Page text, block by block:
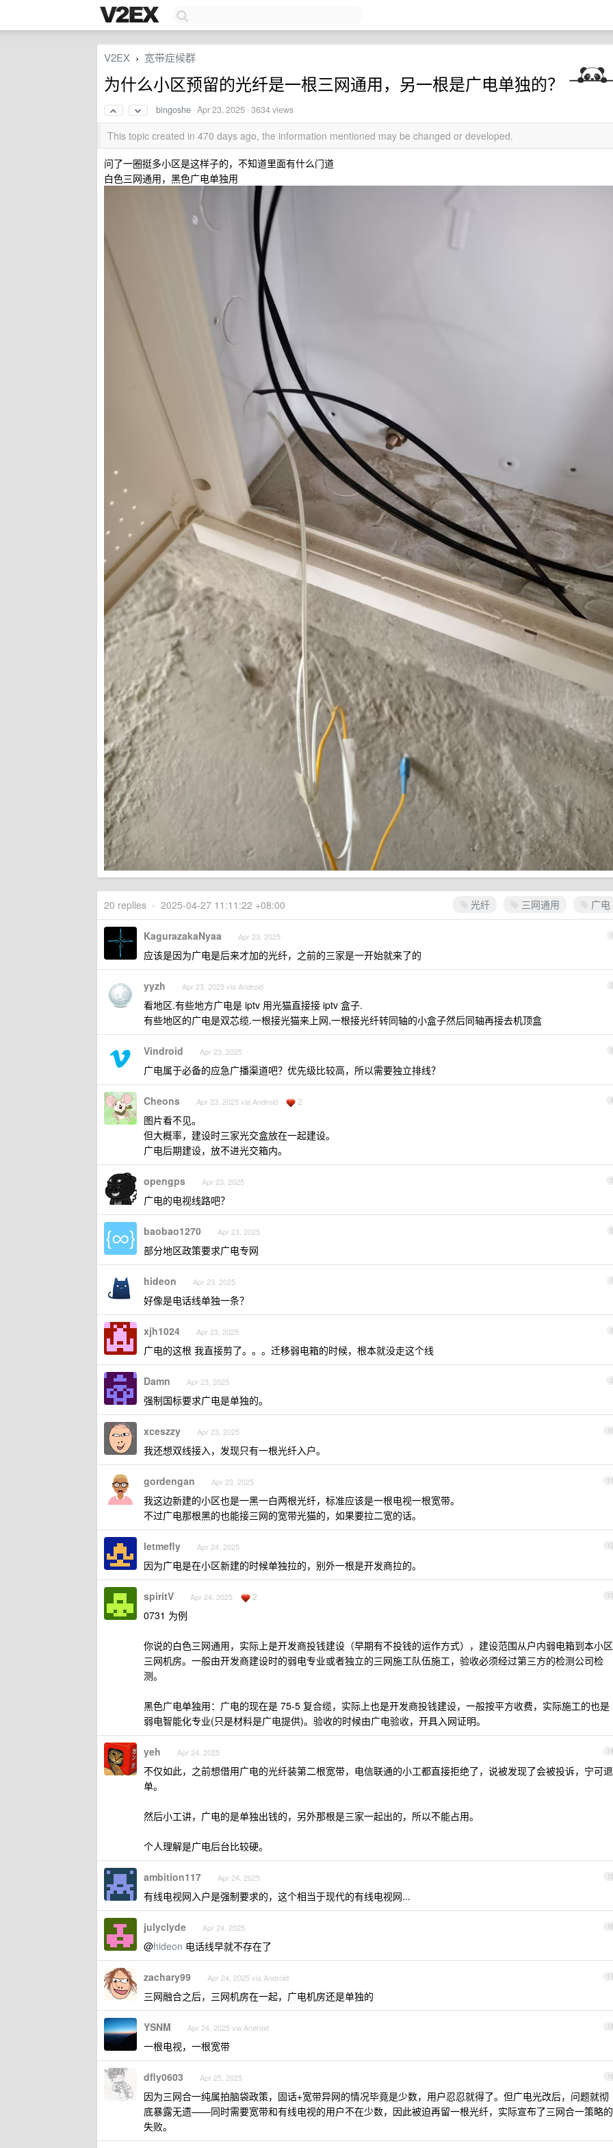
V2EX › 宽带症候群
为什么小区预留的光纤是一根三网通用，另一根是广电单独的？
bingoshe ·Apr 23, 2025 · 3634 views
This topic created in 470 days ago, the information mentioned may be changed or developed.
问了一圈挺多小区是这样子的，不知道里面有什么门道
白色三网通用，黑色广电单独用
光纤 三网通用 广电
20 replies • 2025-04-27 11:11:22 +08:00
1
KagurazakaNyaa Apr 23, 2025
应该是因为广电是后来才加的光纤，之前的三家是一开始就来了的
2
yyzh Apr 23, 2025 via Android
看地区.有些地方广电是 iptv 用光猫直接接 iptv 盒子.
有些地区的广电是双芯缆.一根接光猫来上网,一根接光纤转同轴的小盒子然后同轴再接去机顶盒
3
Vindroid Apr 23, 2025
广电属于必备的应急广播渠道吧？优先级比较高，所以需要独立排线？
4
Cheons Apr 23, 2025 via Android 2
图片看不见。
但大概率，建设时三家光交盒放在一起建设。
广电后期建设，放不进光交箱内。
5
opengps Apr 23, 2025
广电的电视线路吧？
6
baobao1270 Apr 23, 2025
部分地区政策要求广电专网
7
hideon Apr 23, 2025
好像是电话线单独一条？
8
xjh1024 Apr 23, 2025
广电的这根 我直接剪了。。。迁移弱电箱的时候，根本就没走这个线
9
Damn Apr 23, 2025
强制国标要求广电是单独的。
10
xceszzy Apr 23, 2025
我还想双线接入，发现只有一根光纤入户。
11
gordengan Apr 23, 2025
我这边新建的小区也是一黑一白两根光纤，标准应该是一根电视一根宽带。
不过广电那根黑的也能接三网的宽带光猫的，如果要拉二宽的话。
12
letmefly Apr 24, 2025
因为广电是在小区新建的时候单独拉的，别外一根是开发商拉的。
13
spiritV Apr 24, 2025 2
0731 为例
你说的白色三网通用，实际上是开发商投钱建设（早期有不投钱的运作方式），建设范围从户内弱电箱到本小区
三网机房。一般由开发商建设时的弱电专业或者独立的三网施工队伍施工，验收必须经过第三方的检测公司检
测。
黑色广电单独用：广电的现在是 75-5 复合缆，实际上也是开发商投钱建设，一般按平方收费，实际施工的也是
弱电智能化专业(只是材料是广电提供)。验收的时候由广电验收，开具入网证明。
14
yeh Apr 24, 2025
不仅如此，之前想借用广电的光纤装第二根宽带，电信联通的小工都直接拒绝了，说被发现了会被投诉，宁可退
单。
然后小工讲，广电的是单独出钱的，另外那根是三家一起出的，所以不能占用。
个人理解是广电后台比较硬。
15
ambition117 Apr 24, 2025
有线电视网入户是强制要求的，这个相当于现代的有线电视网...
16
julyclyde Apr 24, 2025
@hideon 电话线早就不存在了
17
zachary99 Apr 24, 2025 via Android
三网融合之后，三网机房在一起，广电机房还是单独的
18
YSNM Apr 24, 2025 via Android
一根电视，一根宽带
19
dfly0603 Apr 25, 2025
因为三网合一纯属拍脑袋政策，固话+宽带异网的情况毕竟是少数，用户忍忍就得了。但广电光改后，问题就彻
底暴露无遗——同时需要宽带和有线电视的用户不在少数，因此被迫再留一根光纤，实际宣布了三网合一策略的
失败。